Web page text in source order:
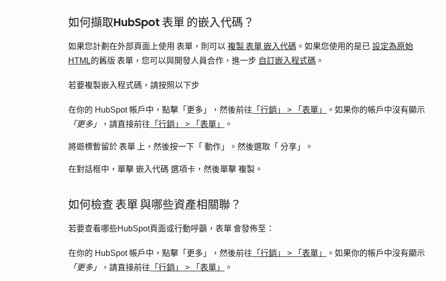
如何擷取HubSpot 表單 的嵌入代碼？
如果您計劃在外部頁面上使用 表單，則可以 複製 表單 嵌入代碼 。如果您使用的是已 設定為原始
HTML的舊版 表單，您可以與開發人員合作，進一步 自訂嵌入程式碼 。
若要複製嵌入程式碼，請按照以下步
在你的 HubSpot 帳戶中，點擊 「更多」 ，然後前往 「行銷」 > 「表單」
。如果你的帳戶中沒有顯示
「更多」
，請直接前往 「行銷」 > 「表單」 。
將遊標暫留於 表單 上，然後按一下「 動作 」。然後選取「 分享 」。
在對話框中，單擊 嵌入代碼 選項卡，然後單擊 複製 。
如何檢查 表單 與哪些資產相關聯？
若要查看哪些HubSpot頁面或行動呼籲，表單 會發佈至：
在你的 HubSpot 帳戶中，點擊 「更多」 ，然後前往 「行銷」 > 「表單」
。如果你的帳戶中沒有顯示
「更多」
，請直接前往 「行銷」 > 「表單」 。